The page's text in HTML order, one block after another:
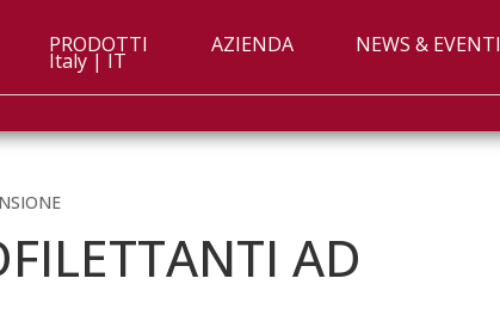
PRODOTTI AZIENDA NEWS & EVENTI
Italy | IT
AD